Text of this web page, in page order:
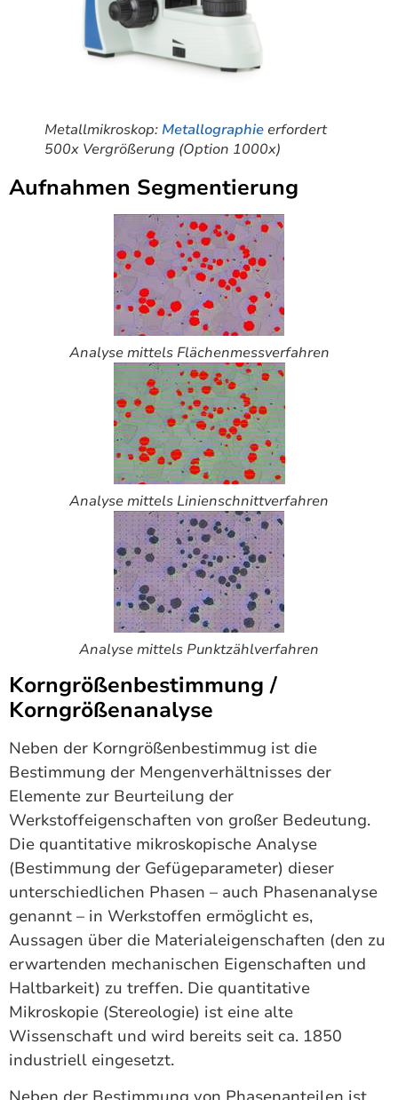
Metallmikroskop: Metallographieerfordert
500x Vergrößerung (Option 1000x)
Aufnahmen Segmentierung
Analyse mittels Flächenmessverfahren
Analyse mittels Linienschnittverfahren
Analyse mittels Punktzählverfahren
Korngrößenbestimmung /
Korngrößenanalyse
Neben der Korngrößenbestimmug ist die
Bestimmung der Mengenverhältnisses der
Elemente zur Beurteilung der
Werkstoffeigenschaften von großer Bedeutung.
Die quantitative mikroskopische Analyse
(Bestimmung der Gefügeparameter) dieser
unterschiedlichen Phasen – auch Phasenanalyse
genannt – in Werkstoffen ermöglicht es,
Aussagen über die Materialeigenschaften (den zu
erwartenden mechanischen Eigenschaften und
Haltbarkeit) zu treffen. Die quantitative
Mikroskopie (Stereologie) ist eine alte
Wissenschaft und wird bereits seit ca. 1850
industriell eingesetzt.